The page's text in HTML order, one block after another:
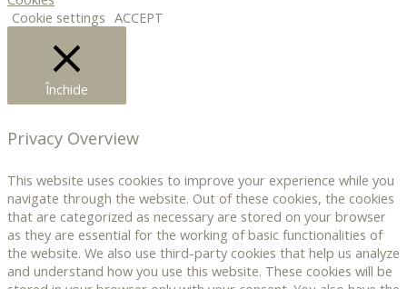
Cookie settings ACCEPT
Închide
Privacy Overview
This website uses cookies to improve your experience while you
navigate through the website. Out of these cookies, the cookies
that are categorized as necessary are stored on your browser
as they are essential for the working of basic functionalities of
the website. We also use third-party cookies that help us analyze
and understand how you use this website. These cookies will be